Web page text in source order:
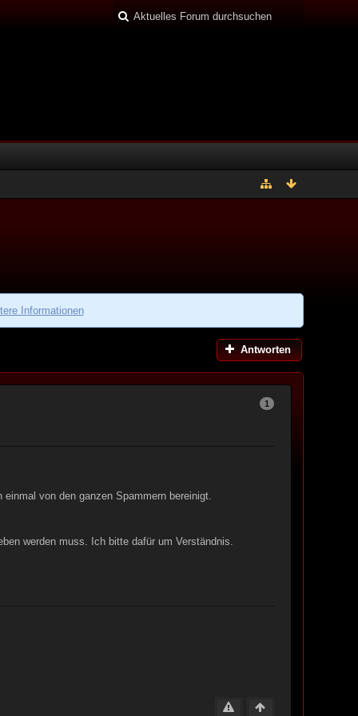
Informationen
Antworten
1
von den ganzen Spammern bereinigt.
werden muss. Ich bitte dafür um Verständnis.